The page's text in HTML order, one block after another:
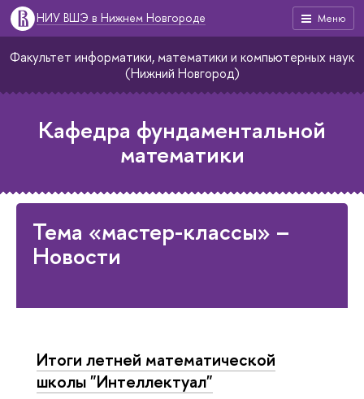
Меню
НИУ ВШЭ в Нижнем Новгороде
Факультет информатики, математики и компьютерных наук
(Нижний Новгород)
Кафедра фундаментальной
математики
Тема «мастер-классы» –
Новости
Итоги летней математической
школы "Интеллектуал"